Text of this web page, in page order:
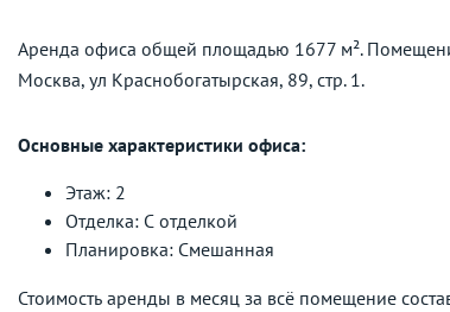
Аренда офиса общей площадью 1677 м².
Москва, ул Краснобогатырская, 89, стр. 1.
Основные характеристики офиса:
Этаж: 2
Отделка: С отделкой
Планировка: Смешанная
Стоимость аренды в месяц за всё помещение